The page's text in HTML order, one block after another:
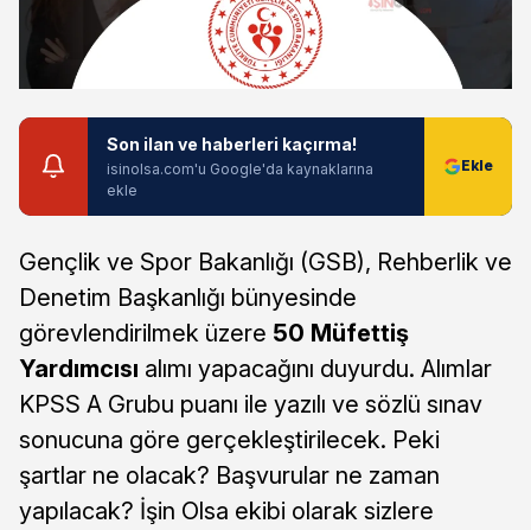
Son ilan ve haberleri kaçırma!
isinolsa.com'u Google'da kaynaklarına
ekle
Gençlik ve Spor Bakanlığı (GSB), Rehberlik ve
Denetim Başkanlığı bünyesinde
görevlendirilmek üzere 50 Müfettiş
Yardımcısı alımı yapacağını duyurdu. Alımlar
KPSS A Grubu puanı ile yazılı ve sözlü sınav
sonucuna göre gerçekleştirilecek. Peki
şartlar ne olacak? Başvurular ne zaman
yapılacak? İşin Olsa ekibi olarak sizlere